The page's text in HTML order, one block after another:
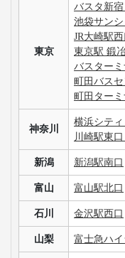
東京
バスタ新宿
池袋サン
JR大崎駅
東京駅 鍛
バスター
町田バス
町田ター
神奈川
横浜シテ
川崎駅東
新潟 新潟駅南口
富山 富山駅北口
石川 金沢駅西口
山梨 富士急ハイ